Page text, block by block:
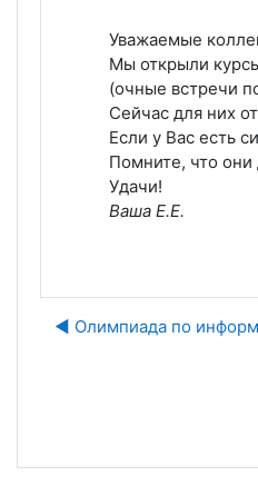
Уважаемые
Мы открыли
(очные встречи
Сейчас для них
Если у Вас есть
Помните, что
Удачи!
Ваша Е.Е.
◀︎ Олимпиада по